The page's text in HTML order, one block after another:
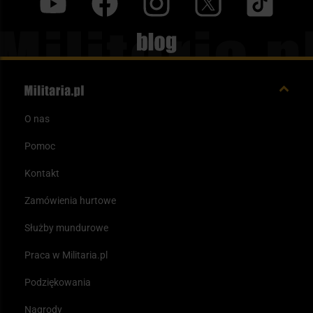
Blog
O nas
Pomoc
Kontakt
Zamówienia hurtowe
Służby mundurowe
Praca w Militaria.pl
Podziękowania
Nagrody